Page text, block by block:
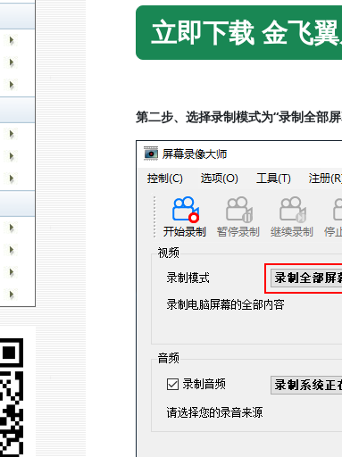
立即下载 金飞
第二步、选择录制模式为“录制全部